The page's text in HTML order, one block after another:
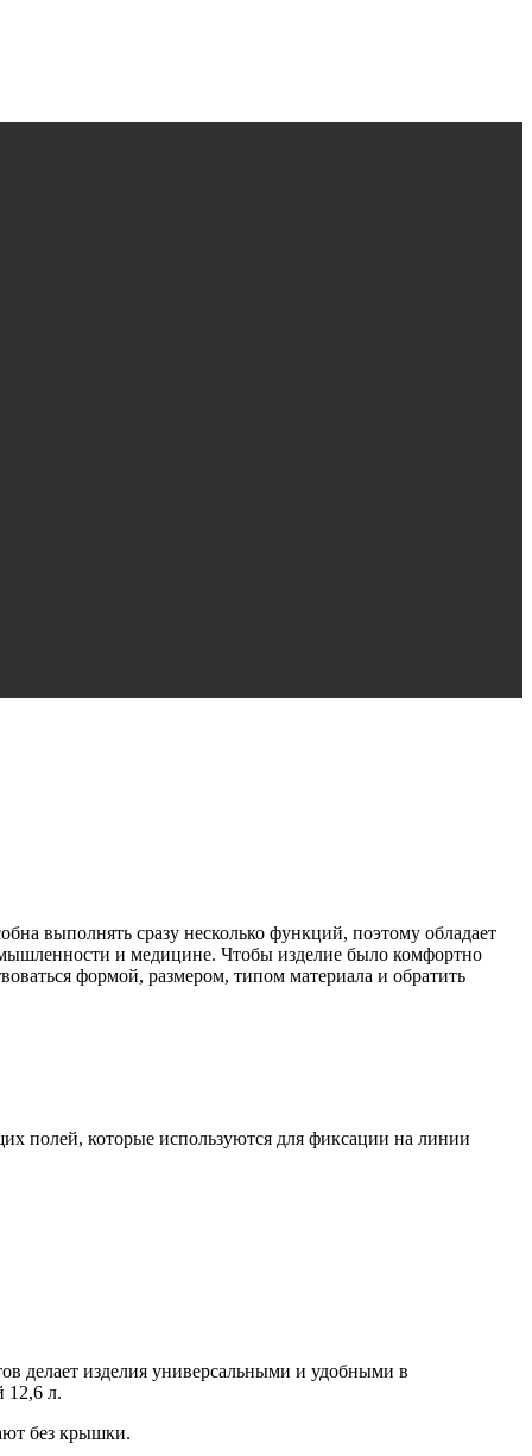
выполнять сразу несколько функций, поэтому обладает
и медицине. Чтобы изделие было комфортно
формой, размером, типом материала и обратить
полей, которые используются для фиксации на линии
делает изделия универсальными и удобными в
12,6 л.
без крышки.